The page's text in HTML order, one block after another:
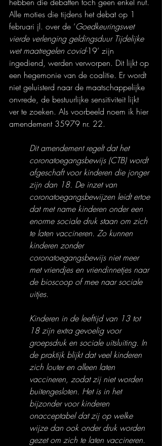
Alle moties die tijdens het debat op 1
februari jl. over de ‘Goedkeuringswet
vierde verlenging geldingsduur Tijdelijke
wet maatregelen covid-19’ zijn
ingediend, werden verworpen. Dit lijkt op
een hegemonie van de coalitie. Er wordt
niet geluisterd naar de maatschappelijke
onvrede, de bestuurlijke sensitiviteit lijkt
ver te zoeken. Als voorbeeld noem ik hier
amendement 35979 nr. 22.
Dit amendement regelt dat het
coronatoegangsbewijs (CTB) wordt
afgeschaft voor kinderen die jonger
zijn dan 18. De inzet van
coronatoegangsbewijzen leidt ertoe
dat met name kinderen onder een
enorme sociale druk staan om zich
te laten vaccineren. Zo kunnen
kinderen zonder
coronatoegangsbewijs niet meer
met vriendjes en vriendinnetjes naar
de bioscoop of mee naar sociale
uitjes.
Kinderen in de leeftijd van 13 tot
18 zijn extra gevoelig voor
groepsdruk en sociale uitsluiting. In
de praktijk blijkt dat veel kinderen
zich louter en alleen laten
vaccineren, zodat zij niet worden
buitengesloten. Het is in het
bijzonder voor kinderen
onacceptabel dat zij op welke
wijze dan ook onder druk worden
gezet om zich te laten vaccineren.